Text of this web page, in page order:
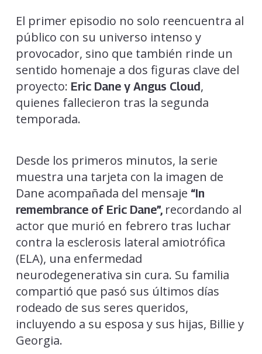
El primer episodio no solo reencuentra al
público con su universo intenso y
provocador, sino que también rinde un
sentido homenaje a dos figuras clave del
proyecto: Eric Dane y Angus Cloud,
quienes fallecieron tras la segunda
temporada.
Desde los primeros minutos, la serie
muestra una tarjeta con la imagen de
Dane acompañada del mensaje “In
remembrance of Eric Dane”, recordando al
actor que murió en febrero tras luchar
contra la esclerosis lateral amiotrófica
(ELA), una enfermedad
neurodegenerativa sin cura. Su familia
compartió que pasó sus últimos días
rodeado de sus seres queridos,
incluyendo a su esposa y sus hijas, Billie y
Georgia.